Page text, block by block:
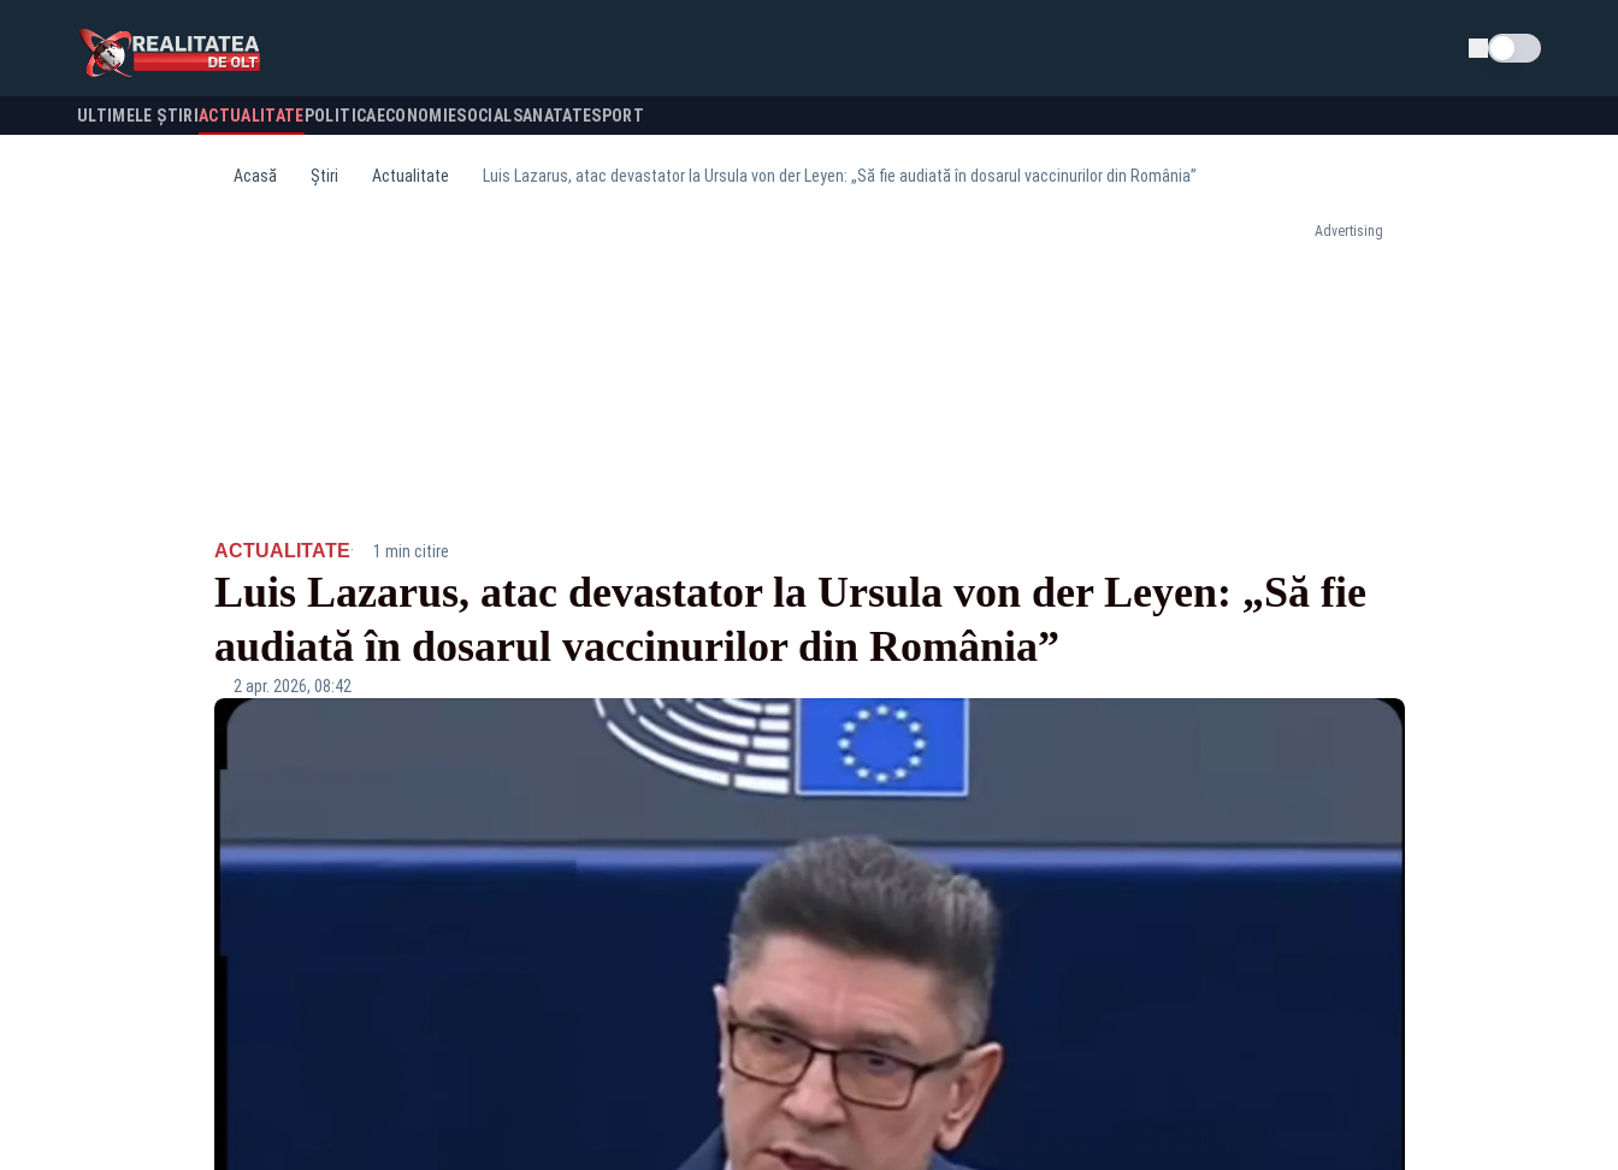
Schimba tema
ULTIMELE ȘTIRI ACTUALITATE POLITICA ECONOMIESOCIALSANATATESPORT
Acasă Știri Actualitate Luis Lazarus, atac devastator la Ursula von der Leyen: „Să fie audiată în dosarul vaccinurilor din România”
Advertising
ACTUALITATE· 1 min citire
Luis Lazarus, atac devastator la Ursula von der Leyen: „Să fie
audiată în dosarul vaccinurilor din România”
2 apr. 2026, 08:42